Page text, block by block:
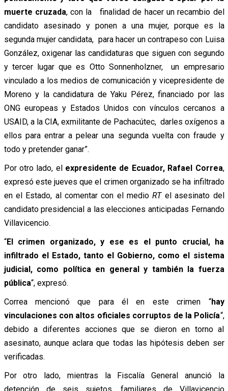
muerte cruzada, con la finalidad de hacer un recambio del
candidato asesinado y ponen a una mujer, porque es la
segunda mujer candidata, para hacer un contrapeso con Luisa
González, oxigenar las candidaturas que siguen con segundo
y tercer lugar que es Otto Sonnenholzner, un empresario
vinculado a los medios de comunicación y vicepresidente de
Moreno y la candidatura de Yaku Pérez, financiado por las
ONG europeas y Estados Unidos con vínculos cercanos a
USAID, a la CIA, exmilitante de Pachacútec, darles oxígenos a
ellos para entrar a pelear una segunda vuelta con fraude y
todo y pretender ganar”.
Por otro lado, el expresidente de Ecuador, Rafael Correa,
expresó este jueves que el crimen organizado se ha infiltrado
en el Estado, al comentar con el medioRTel asesinato del
candidato presidencial a las elecciones anticipadas Fernando
Villavicencio.
“El crimen organizado, y ese es el punto crucial, ha
infiltrado el Estado, tanto el Gobierno, como el sistema
judicial, como política en general y también la fuerza
pública“, expresó.
Correa mencionó que para él en este crimen “hay
vinculaciones con altos oficiales corruptos de la Policía“,
debido a diferentes acciones que se dieron en torno al
asesinato, aunque aclara que todas las hipótesis deben ser
verificadas.
Por otro lado, mientras la Fiscalía General anunció la
detención de seis sujetos, familiares de Villavicencio